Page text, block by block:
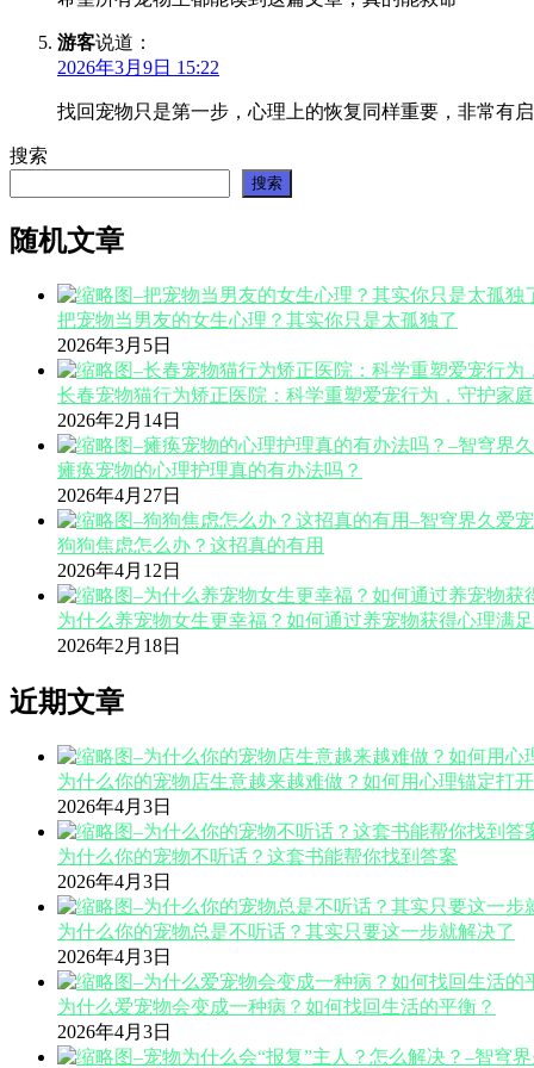
游客说道：
2026年3月9日 15:22
找回宠物只是第一步，心理上的恢复同样重要，非常有
搜索
搜索
随机文章
把宠物当男友的女生心理？其实你只是太孤独了
2026年3月5日
长春宠物猫行为矫正医院：科学重塑爱宠行为，守护家
2026年2月14日
瘫痪宠物的心理护理真的有办法吗？
2026年4月27日
狗狗焦虑怎么办？这招真的有用
2026年4月12日
为什么养宠物女生更幸福？如何通过养宠物获得心理满足
2026年2月18日
近期文章
为什么你的宠物店生意越来越难做？如何用心理锚定打
2026年4月3日
为什么你的宠物不听话？这套书能帮你找到答案
2026年4月3日
为什么你的宠物总是不听话？其实只要这一步就解决了
2026年4月3日
为什么爱宠物会变成一种病？如何找回生活的平衡？
2026年4月3日